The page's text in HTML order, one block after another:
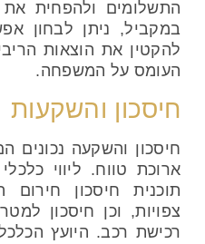
התשלומים ולהפחית את
במקביל, ניתן לבחון
להקטין את הוצאות
העומס על המשפחה.
חיסכון והשקעות
חיסכון והשקעה נכונים
ארוכת טווח. ליווי
תוכנית חיסכון חירום
צפויות, וכן חיסכון
רכישת רכב. היועץ